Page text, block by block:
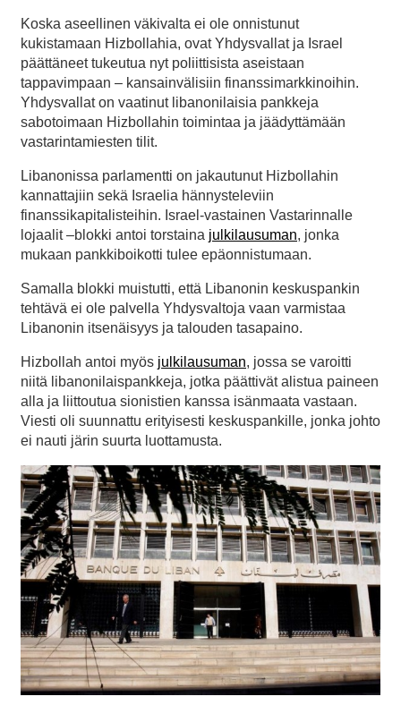
Koska aseellinen väkivalta ei ole onnistunut
kukistamaan Hizbollahia, ovat Yhdysvallat ja Israel
päättäneet tukeutua nyt poliittisista aseistaan
tappavimpaan – kansainvälisiin finanssimarkkinoihin.
Yhdysvallat on vaatinut libanonilaisia pankkeja
sabotoimaan Hizbollahin toimintaa ja jäädyttämään
vastarintamiesten tilit.
Libanonissa parlamentti on jakautunut Hizbollahin
kannattajiin sekä Israelia hännysteleviin
finanssikapitalisteihin. Israel-vastainen Vastarinnalle
lojaalit –blokki antoi torstaina julkilausuman, jonka
mukaan pankkiboikotti tulee epäonnistumaan.
Samalla blokki muistutti, että Libanonin keskuspankin
tehtävä ei ole palvella Yhdysvaltoja vaan varmistaa
Libanonin itsenäisyys ja talouden tasapaino.
Hizbollah antoi myös julkilausuman, jossa se varoitti
niitä libanonilaispankkeja, jotka päättivät alistua paineen
alla ja liittoutua sionistien kanssa isänmaata vastaan.
Viesti oli suunnattu erityisesti keskuspankille, jonka johto
ei nauti järin suurta luottamusta.